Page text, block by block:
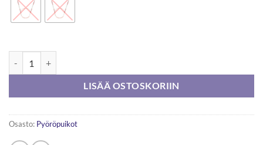
LISÄÄ OSTOSKORIIN
Osasto: Pyöröpuikot